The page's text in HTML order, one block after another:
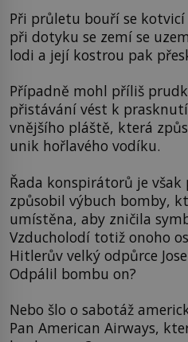
Při průletu bouří se
při dotyku se zemí se
lodi a její kostrou pak
Případně mohl příliš
přistávání vést k
vnějšího pláště, která
unik hořlavého vodíku.
Řada konspirátorů je však
způsobil výbuch bomby,
umístěna, aby zničila
Vzducholodí totiž onoho
Hitlerův velký odpůrce
Odpálil bombu on?
Nebo šlo o sabotáž
Pan American Airways,